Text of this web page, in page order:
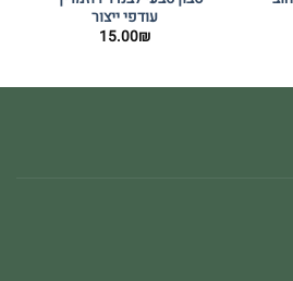
עודפי ייצור
15.00₪